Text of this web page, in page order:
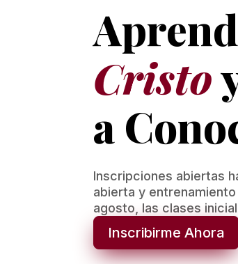
Cristo
a
Inscripciones abiertas
abierta y
agosto, las clases
Inscribirme Ahora